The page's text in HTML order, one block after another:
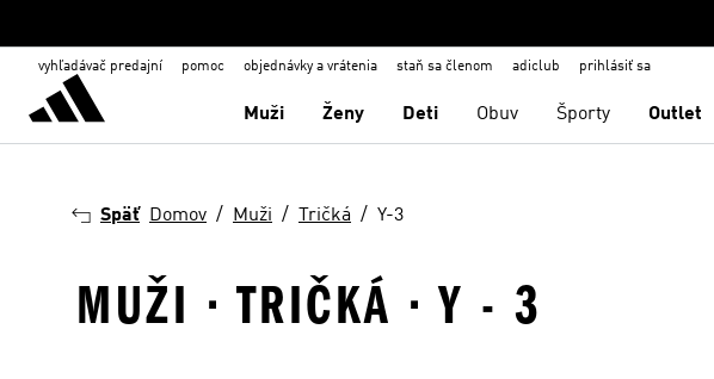
vyhľadávač predajní pomoc objednávky a vrátenia staň sa členom adiclub prihlásiť sa
Muži Ženy Deti Obuv Športy Outlet
Späť Domov Muži Tričká Y-3
MUŽI · TRIČKÁ · Y - 3